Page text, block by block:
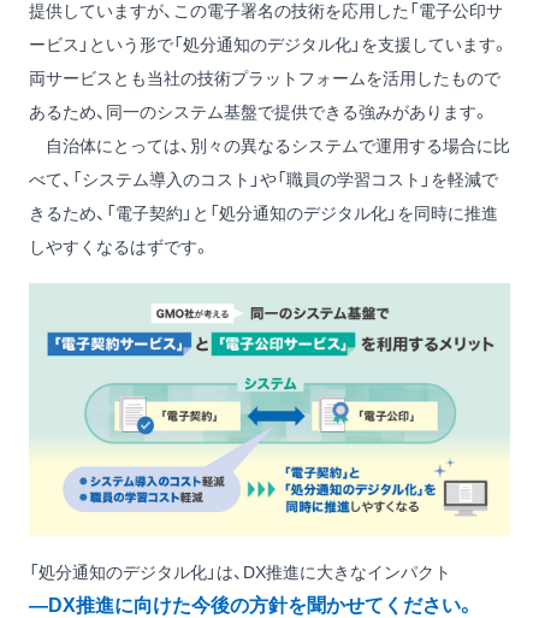
提供していますが、この電子署名の技術を応用した「電子公印サ
ービス」という形で「処分通知のデジタル化」を支援しています。
両サービスとも当社の技術プラットフォームを活用したもので
あるため、同一のシステム基盤で提供できる強みがあります。
自治体にとっては、別々の異なるシステムで運用する場合に比
べて、「システム導入のコスト」や「職員の学習コスト」を軽減で
きるため、「電子契約」と「処分通知のデジタル化」を同時に推進
しやすくなるはずです。
「処分通知のデジタル化」は、DX推進に大きなインパクト
―DX推進に向けた今後の方針を聞かせてください。